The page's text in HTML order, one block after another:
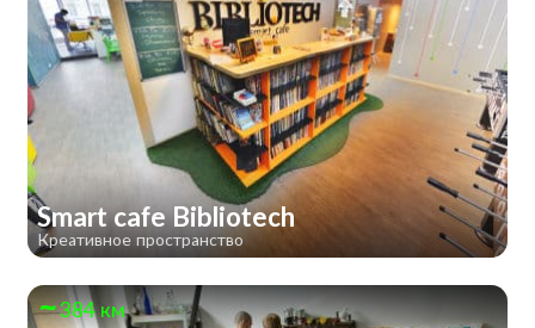
Smart cafe Bibliotech
Креативное пространство
384 км